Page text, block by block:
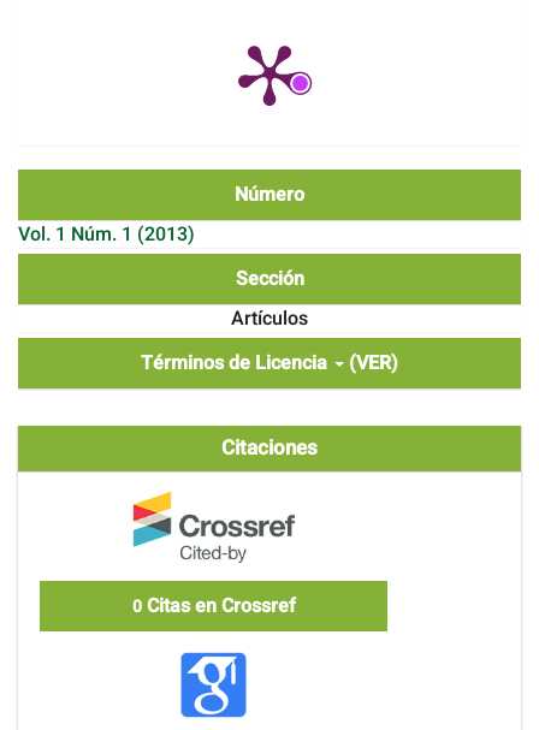
Número
Vol. 1 Núm. 1 (2013)
Sección
Artículos
Términos de Licencia
(VER)
Citaciones
0Citas en Crossref